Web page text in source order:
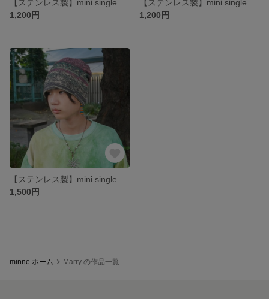
1,200円
1,200円
1,500円
minne ホーム Marry の作品一覧